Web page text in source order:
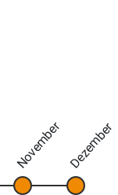
November Dezember